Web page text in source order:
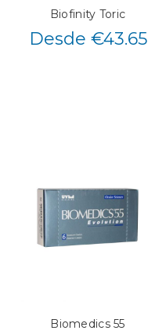
Biofinity Toric
Desde €43.65
Biomedics 55